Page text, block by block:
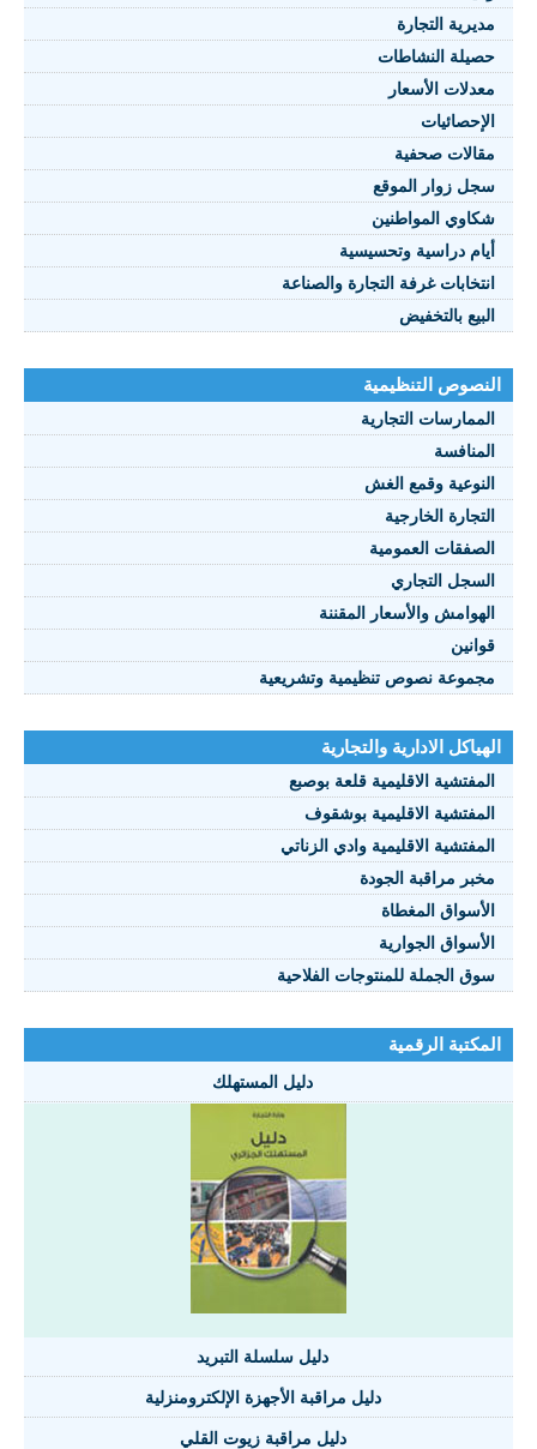
النصوص 2021
FRANÇAIS
مديرية التجارة
حصيلة النشاطات
معدلات الأسعار
الإحصائيات
مقالات صحفية
سجل زوار الموقع
شكاوي المواطنين
أيام دراسية وتحسيسية
انتخابات غرفة التجارة والصناعة
البيع بالتخفيض
النصوص التنظيمية
الممارسات التجارية
المنافسة
النوعية وقمع الغش
التجارة الخارجية
الصفقات العمومية
السجل التجاري
الهوامش والأسعار المقننة
قوانين
مجموعة نصوص تنظيمية وتشريعية
الهياكل الادارية والتجارية
المفتشية الاقليمية قلعة بوصبع
المفتشية الاقليمية بوشقوف
المفتشية الاقليمية وادي الزناتي
مخبر مراقبة الجودة
الأسواق المغطاة
الأسواق الجوارية
سوق الجملة للمنتوجات الفلاحية
المكتبة الرقمية
دليل المستهلك
دليل سلسلة التبريد
دليل مراقبة الأجهزة الإلكترومنزلية
دليل مراقبة زيوت القلي